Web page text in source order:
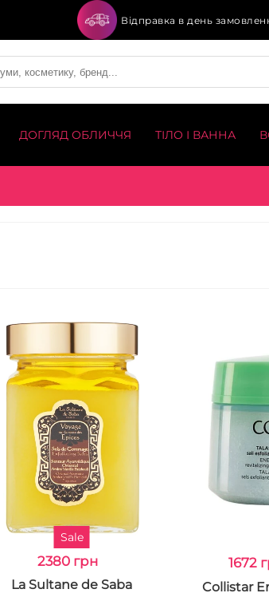
Відправка в день
ДОГЛЯД ОБЛИЧЧЯ ТІЛО І ВАННА
Sale
2380 грн
La Sultane de Saba
1672
Collistar